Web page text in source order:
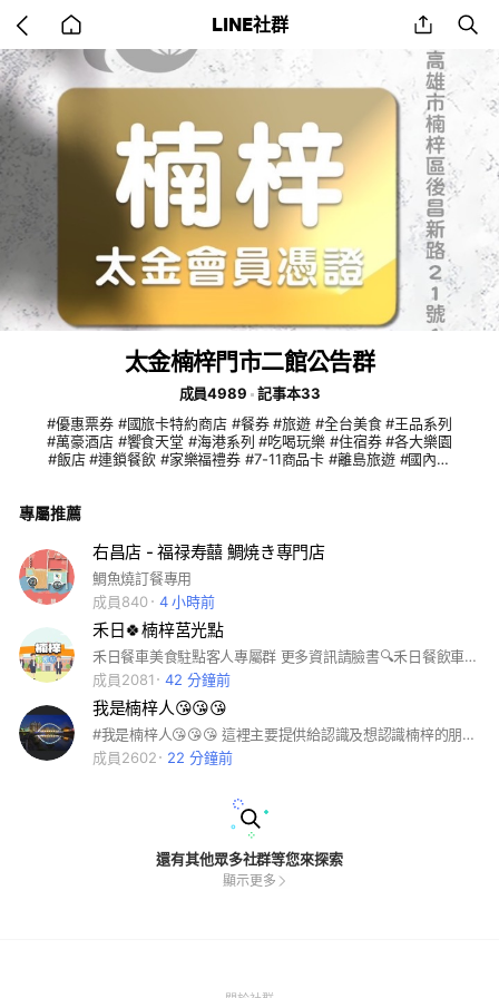
back
to
home
LINE社群 share
太金楠梓門市二館公告群
成員4989
記事本33
#優惠票券 #國旅卡特約商店 #餐券 #旅遊 #全台美食 #王品系列
#萬豪酒店 #饗食天堂 #海港系列 #吃喝玩樂 #住宿券 #各大樂園
#飯店 #連鎖餐飲 #家樂福禮券 #7-11商品卡 #離島旅遊 #國內旅
多元支付 #全球網卡 #即買即用 #團購 #公司行號 #職工福委 #
專屬推薦
右昌店 - 福禄寿囍 鯛焼き専門店
鯛魚燒訂餐專用
成員840
4 小時前
禾日🍀楠梓莒光點
禾日餐車美食駐點客人專屬群 更多資訊請臉書🔍禾日餐飲車隊聯盟 #禾日餐飲車隊聯盟
成員2081
42 分鐘前
我是楠梓人😘😘😘
#我是楠梓人😘😘😘 這裡主要提供給認識及想認識楠梓的朋友一個交流的平台，讓每位店家與朋友們可以在此園地相互交流與認識，有好康的美食報報、楠梓在地店家，好玩的景點地方或一些二手商品等，或社區大小事！都可在此分享給大家 我們的版規如下: 賣東西前請詳讀頂文、版規 （都說看過版規、頂文還違規還問？） 1.本社團可提供廣告及買賣平台，不負擔任何責任與管理義務 2.買賣皆有風險，請自行保障自身權益 3.各個管理員都是義務幫忙跟任何人都無利益關係也無支領薪水、請勿隨意打擾、騷擾、漫罵各個管理員 將會主動移除以下幾種發文 1違反網路交易的物品(請自行搜尋或是觀看檔案文件) 2.發文賣東西，無標價 (每樣東西都註明價錢，想贈送或交換也請註明) 3.沒有將東西(照片)集中放在同一本記事本相簿裡或是重複發文 4.發文抬頭ㄧ率以［ ］（ ）如［分享］、（詢問）、［廣告］（求助）...的方式發文，如未標示ㄧ率刪文。 5.預購團購文 (和本社團用意背道而馳，請尋找專門預購團購社團發文。) 6.純粹拉人的『廣告文』 7.直銷商 (EX.賀寶芙.如新.美安.安麗...等) 8.網路職業賣家 (EX.批貨者.代購.預購...等) 9.全新品 (如果是自己買來後發現用不到想賣掉跟批了一堆貨想賣，這2種全新的意義一定是有差別的， 請自行在描述說明清楚！) 10.為了方便大家看買賣的發文，將會主動刪除此種類型的貼文 (EX.抱怨文.感謝文....等) 11.交易完成的文 (如果可以請自刪，賣家自己刪自己的文比較快啊...) 12.一堆人檢舉的文 (有檢舉就是有問題，請自己重新整理文字或圖片後再來發文) 13.非物品買賣徵求.贈送文 (EX.文章分享.廣告分享.非買賣文圖片分享...等) 14.照片超過5張者請使用記事本編輯開立相簿 發文踴躍外加大家都想把自己的文手動置頂，導致大家常常看不到自己的發文，請不要一直認為是管理員們沒有審核。 找貸款 找讚友 網路交友 公關小姐 廣告文...等，請不要來本社團打擾！ 請大家看到違規或不適當的發文就勇敢檢舉吧!!! 東西已經賣出去請自行刪完~~~ 收購者請找到商品後也自行刪文，沒有刪文者只保留24小時~ 最後~如果管理員有讓大家覺得不開心的地方， 請多多包涵和體諒~~~ 那些不符合的文章不是故意略過 大家貼文太過 廣結善緣 互助交流
成員2602
22 分鐘前
還有其他眾多社群等您來探索
顯示更多